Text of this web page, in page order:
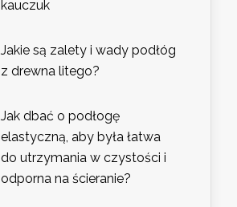
kauczuk
Jakie są zalety i wady podłóg
z drewna litego?
Jak dbać o podłogę
elastyczną, aby była łatwa
do utrzymania w czystości i
odporna na ścieranie?